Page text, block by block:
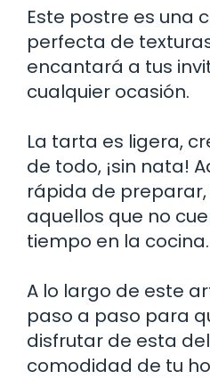
Este postre es una
perfecta de
encantará a tus
cualquier ocasión.
La tarta es ligera,
de todo, ¡sin nata!
rápida de
aquellos que no
tiempo en la cocina.
A lo largo de este
paso a paso para
disfrutar de esta
comodidad de tu